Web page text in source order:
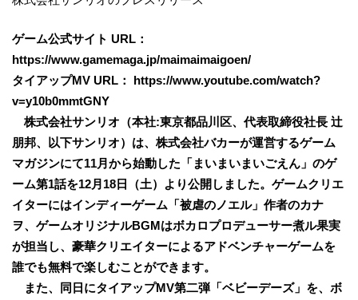
ゲーム公式サイト URL：
https://www.gamemaga.jp/maimaimaigoen/
タイアップMV URL： https://www.youtube.com/watch?
v=y10b0mmtGNY
株式会社サンリオ（本社:東京都品川区、代表取締役社長 辻
朋邦、以下サンリオ）は、株式会社バカーが運営するゲーム
マガジンにて11月から始動した「まいまいまいごえん」のゲ
ーム第1話を12月18日（土）より公開しました。ゲームクリエ
イターにはインディーゲーム「被虐のノエル」作者のカナ
ヲ、ゲームオリジナルBGMはボカロプロデューサー煮ル果実
が担当し、豪華クリエイターによるアドベンチャーゲームを
誰でも無料で楽しむことができます。
また、同日にタイアップMV第二弾「ベビーデーズ」を、ボ